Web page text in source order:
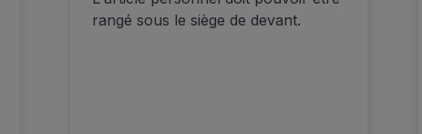
rangé sous le siège de devant.